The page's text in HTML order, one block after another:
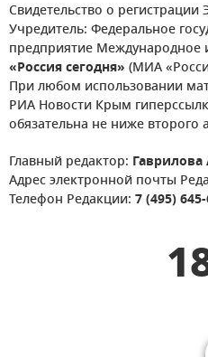
Свидетельство о
Учредитель: Федеральное
предприятие Международное
«Россия сегодня» (МИА
При любом использовании
РИА Новости Крым
обязательна не ниже второго
Главный редактор: Гаврилова
Адрес электронной почты
Телефон Редакции: 7 (495)